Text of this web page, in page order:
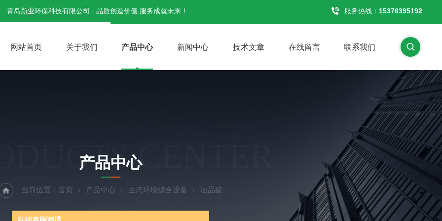
青岛新业环保科技有限公司 · 品质创造价值 服务成就未来！ 服务热线： 15376395192
网站首页 关于我们 产品中心 新闻中心 技术文章 在线留言 联系我们
CENTER
产品中心
当前位置： 首页 产品中心 生态环境综合设备 油品硫